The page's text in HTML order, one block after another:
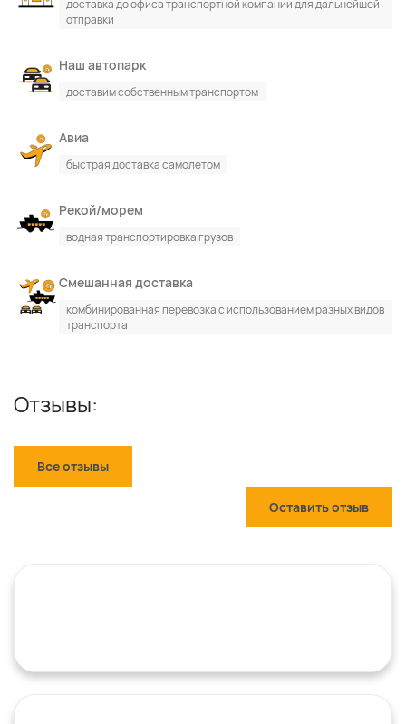
доставка до офиса транспортной компании для дальнейшей
отправки
Наш автопарк
доставим собственным транспортом
Авиа
быстрая доставка самолетом
Рекой/морем
водная транспортировка грузов
Смешанная доставка
комбинированная перевозка с использованием разных видов
транспорта
Отзывы:
Все отзывы
Оставить отзыв
По каталогуПо сайту